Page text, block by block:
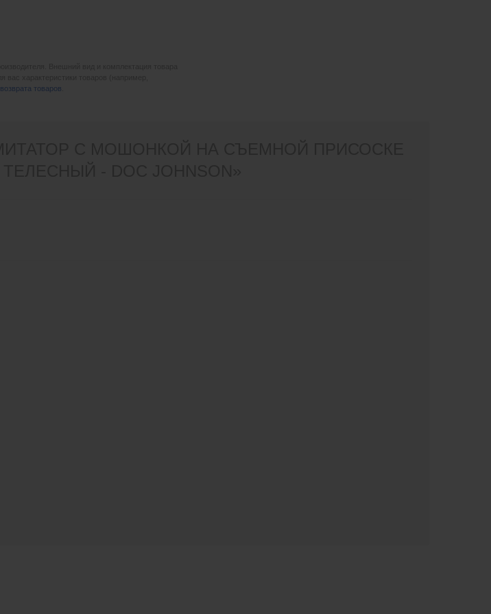
возврата товаров